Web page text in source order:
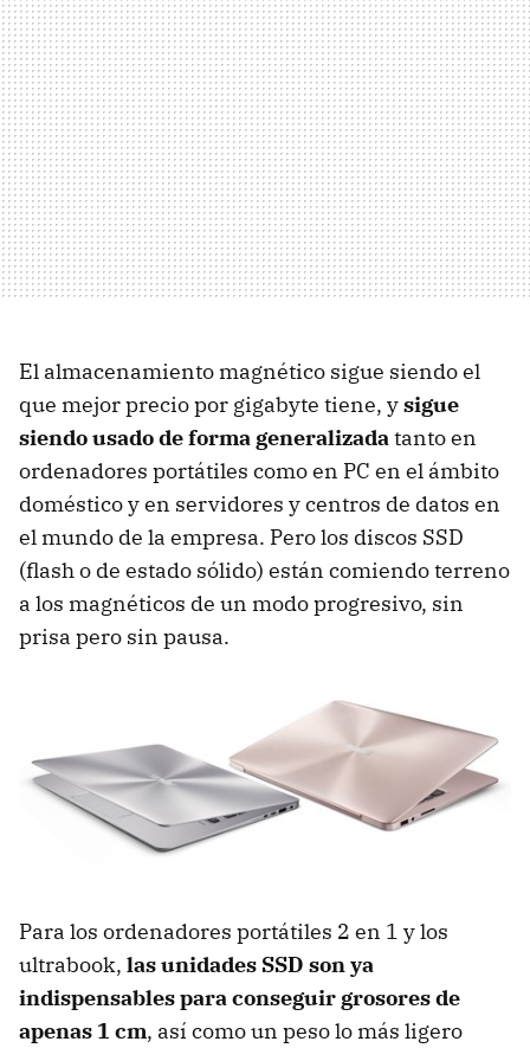
El almacenamiento magnético sigue siendo el
que mejor precio por gigabyte tiene, ysigue
siendo usado de forma generalizadatanto en
ordenadores portátiles como en PC en el ámbito
doméstico y en servidores y centros de datos en
el mundo de la empresa. Pero los discos SSD
(flash o de estado sólido) están comiendo terreno
a los magnéticos de un modo progresivo, sin
prisa pero sin pausa.
Para los ordenadores portátiles 2 en 1 y los
ultrabook, las unidades SSD son ya
indispensables para conseguir grosores de
apenas 1 cm, así como un peso lo más ligero